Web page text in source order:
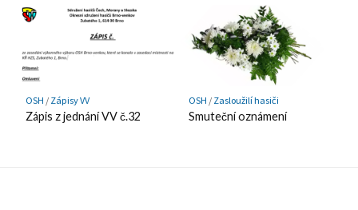
OSH / Zápisy VV
Zápis z jednání VV č.32
OSH / Zasloužilí hasiči
Smuteční oznámení